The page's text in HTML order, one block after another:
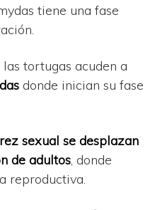
tiene una fase
tortugas acuden a
donde inician su fase
sexual se desplazan
de adultos, donde
reproductiva.